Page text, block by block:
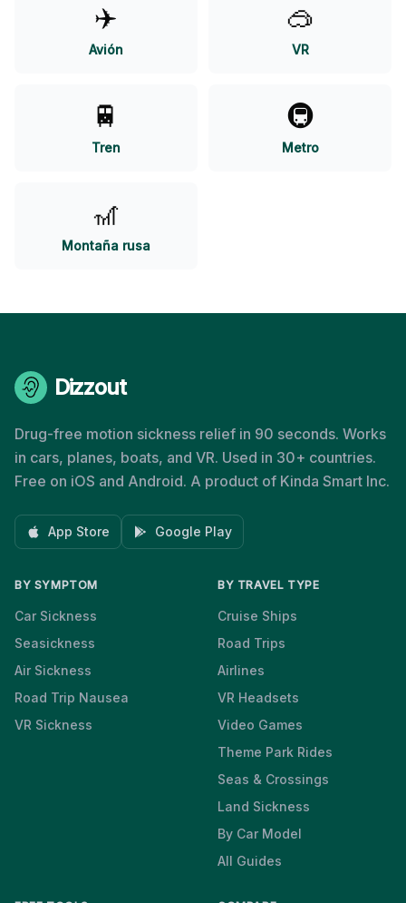
✈️
Avión
🥽
VR
🚆
Tren
🚇
Metro
🎢
Montaña rusa
Dizzout
Drug-free motion sickness relief in 90 seconds. Works
in cars, planes, boats, and VR. Used in 30+ countries.
Free on iOS and Android. A product of Kinda Smart Inc.
App Store Google Play
BY SYMPTOM
Car Sickness
Seasickness
Air Sickness
Road Trip Nausea
VR Sickness
BY TRAVEL TYPE
Cruise Ships
Road Trips
Airlines
VR Headsets
Video Games
Theme Park Rides
Seas & Crossings
Land Sickness
By Car Model
All Guides